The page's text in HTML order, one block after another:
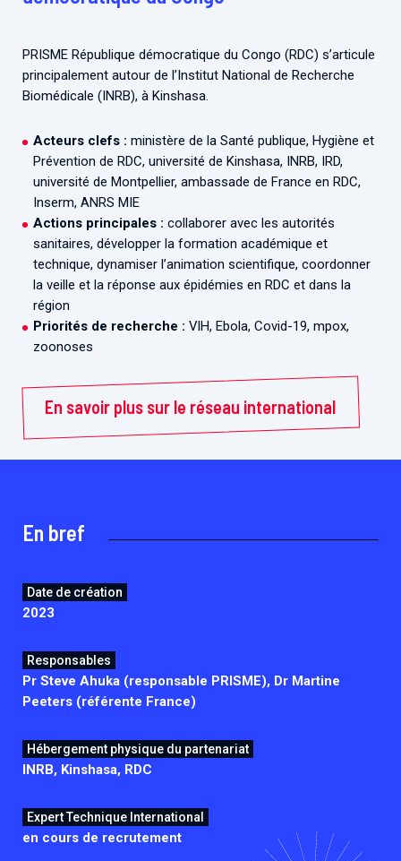
Associations de patient.e.s
Retrouvez toutes les cellules Émergence, actives ou
inactives.
PRISME République démocratique du Congo (RDC) s’articule
principalement autour de l’Institut National de Recherche
Biomédicale (INRB), à Kinshasa.
Acteurs clefs : ministère de la Santé publique, Hygiène et
Prévention de RDC, université de Kinshasa, INRB, IRD,
université de Montpellier, ambassade de France en RDC,
Inserm, ANRS MIE
Actions principales : collaborer avec les autorités
sanitaires, développer la formation académique et
technique, dynamiser l’animation scientifique, coordonner
la veille et la réponse aux épidémies en RDC et dans la
région
Priorités de recherche : VIH, Ebola, Covid-19, mpox,
zoonoses
En savoir plus sur le réseau international
En bref
Date de création
2023
Responsables
Pr Steve Ahuka (responsable PRISME), Dr Martine
Peeters (référente France)
Hébergement physique du partenariat
INRB, Kinshasa, RDC
Expert Technique International
en cours de recrutement